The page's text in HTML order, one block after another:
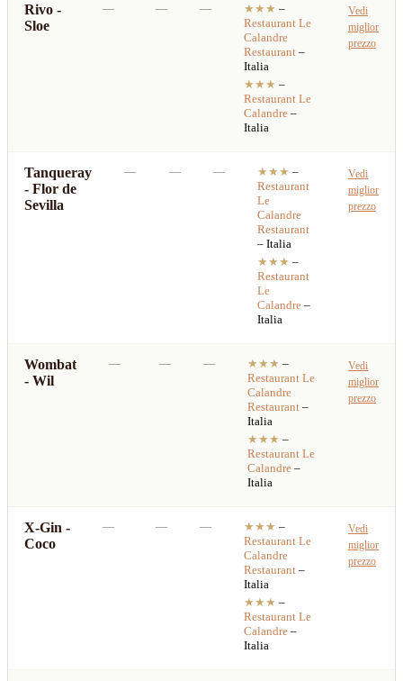
Rivo -
Sloe
— — — ★★★ –
Restaurant Le
Calandre
Restaurant–
Italia
★★★ –
Restaurant Le
Calandre–
Italia
Vedi
miglior
prezzo
Tanqueray
- Flor de
Sevilla
— — — ★★★ –
Restaurant
Le
Calandre
Restaurant
– Italia
★★★ –
Restaurant
Le
Calandre –
Italia
Vedi
miglior
prezzo
Wombat
- Wil
— — — ★★★ –
Restaurant Le
Calandre
Restaurant –
Italia
★★★ –
Restaurant Le
Calandre –
Italia
Vedi
miglior
prezzo
X-Gin -
Coco
— — — ★★★ –
Restaurant Le
Calandre
Restaurant–
Italia
★★★ –
Restaurant Le
Calandre–
Italia
Vedi
miglior
prezzo